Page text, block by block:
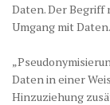
Daten. Der Begriff
Umgang mit Daten.
Daten in einer
Hinzuziehung